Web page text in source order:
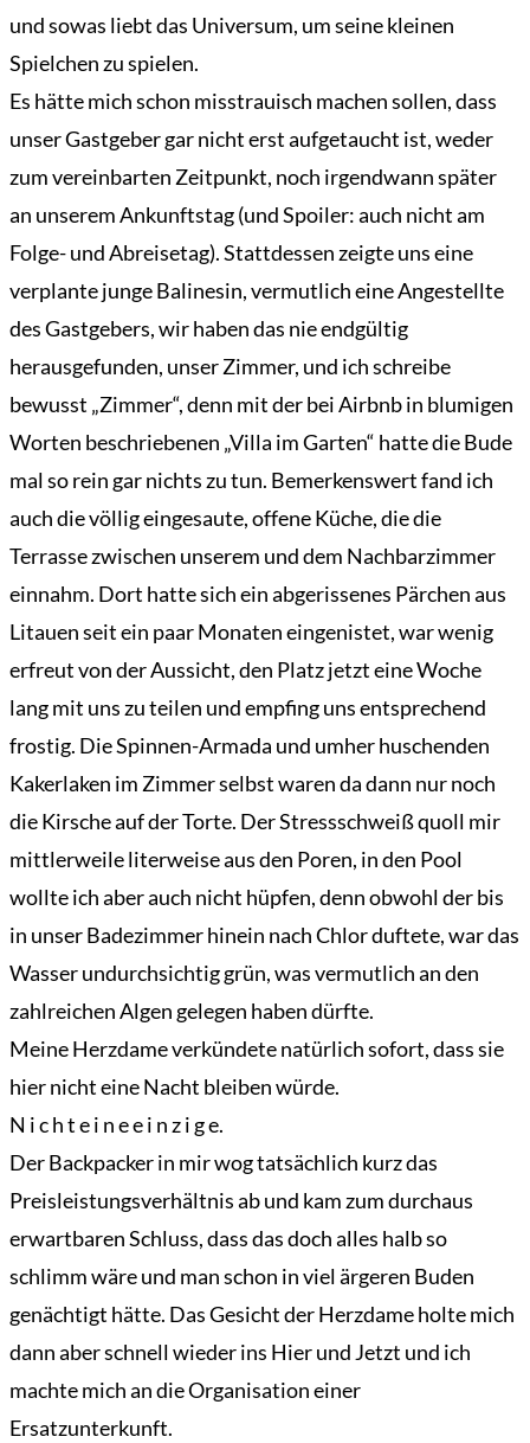
und sowas liebt das Universum, um seine kleinen
Spielchen zu spielen.
Es hätte mich schon misstrauisch machen sollen, dass
unser Gastgeber gar nicht erst aufgetaucht ist, weder
zum vereinbarten Zeitpunkt, noch irgendwann später
an unserem Ankunftstag (und Spoiler: auch nicht am
Folge- und Abreisetag). Stattdessen zeigte uns eine
verplante junge Balinesin, vermutlich eine Angestellte
des Gastgebers, wir haben das nie endgültig
herausgefunden, unser Zimmer, und ich schreibe
bewusst „Zimmer“, denn mit der bei Airbnb in blumigen
Worten beschriebenen „Villa im Garten“ hatte die Bude
mal so rein gar nichts zu tun. Bemerkenswert fand ich
auch die völlig eingesaute, offene Küche, die die
Terrasse zwischen unserem und dem Nachbarzimmer
einnahm. Dort hatte sich ein abgerissenes Pärchen aus
Litauen seit ein paar Monaten eingenistet, war wenig
erfreut von der Aussicht, den Platz jetzt eine Woche
lang mit uns zu teilen und empfing uns entsprechend
frostig. Die Spinnen-Armada und umher huschenden
Kakerlaken im Zimmer selbst waren da dann nur noch
die Kirsche auf der Torte. Der Stressschweiß quoll mir
mittlerweile literweise aus den Poren, in den Pool
wollte ich aber auch nicht hüpfen, denn obwohl der bis
in unser Badezimmer hinein nach Chlor duftete, war das
Wasser undurchsichtig grün, was vermutlich an den
zahlreichen Algen gelegen haben dürfte.
Meine Herzdame verkündete natürlich sofort, dass sie
hier nicht eine Nacht bleiben würde.
N i c h t e i n e e i n z i g e.
Der Backpacker in mir wog tatsächlich kurz das
Preisleistungsverhältnis ab und kam zum durchaus
erwartbaren Schluss, dass das doch alles halb so
schlimm wäre und man schon in viel ärgeren Buden
genächtigt hätte. Das Gesicht der Herzdame holte mich
dann aber schnell wieder ins Hier und Jetzt und ich
machte mich an die Organisation einer
Ersatzunterkunft.